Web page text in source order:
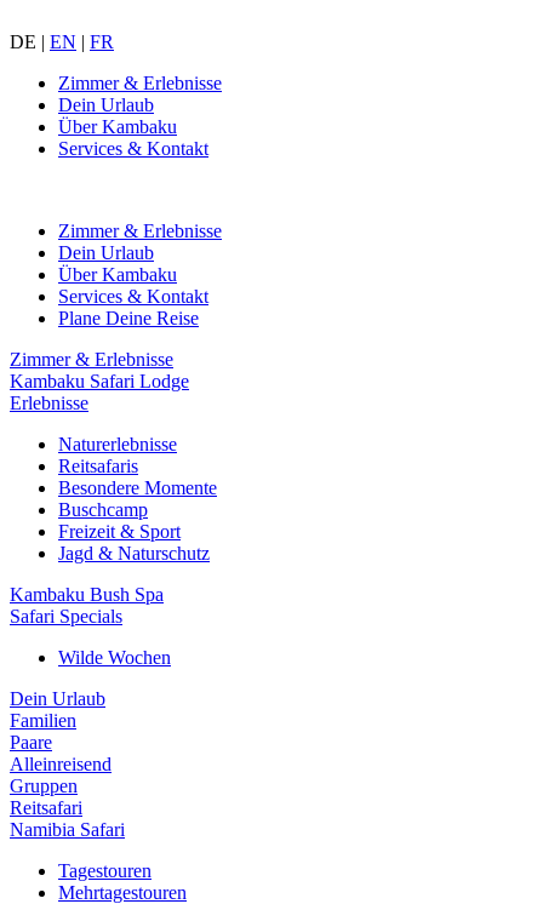
DE | EN | FR
Zimmer & Erlebnisse
Dein Urlaub
Über Kambaku
Services & Kontakt
Zimmer & Erlebnisse
Dein Urlaub
Über Kambaku
Services & Kontakt
Plane Deine Reise
Zimmer & Erlebnisse
Kambaku Safari Lodge
Erlebnisse
Naturerlebnisse
Reitsafaris
Besondere Momente
Buschcamp
Freizeit & Sport
Jagd & Naturschutz
Kambaku Bush Spa
Safari Specials
Wilde Wochen
Dein Urlaub
Familien
Paare
Alleinreisend
Gruppen
Reitsafari
Namibia Safari
Tagestouren
Mehrtagestouren